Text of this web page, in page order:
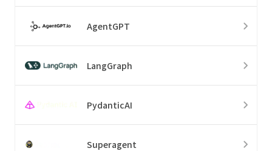
AgentGPT
LangGraph
PydanticAI
Superagent